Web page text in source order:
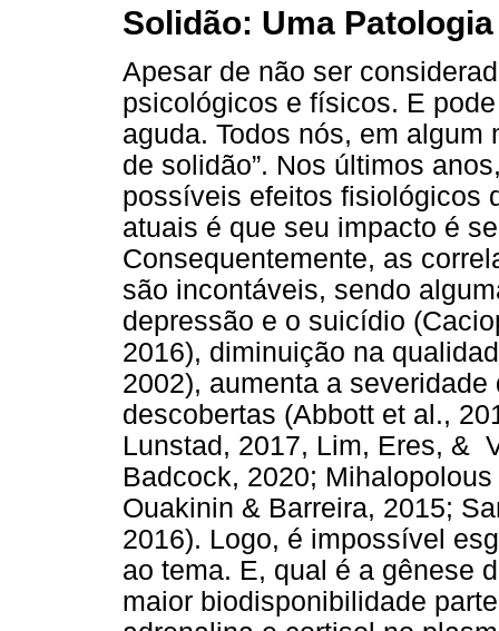
Solidão: Uma
Apesar de não ser
psicológicos e físicos. E
aguda. Todos nós, em algum
de solidão”. Nos últimos
possíveis efeitos fisiológicos
atuais é que seu impacto é
Consequentemente, as
são incontáveis, sendo
depressão e o suicídio
2016), diminuição na
2002), aumenta a
descobertas (Abbott et al.,
Lunstad, 2017, Lim, Eres, &
Badcock, 2020;
Ouakinin & Barreira, 2015;
2016). Logo, é impossível
ao tema. E, qual é a gênese
maior biodisponibilidade